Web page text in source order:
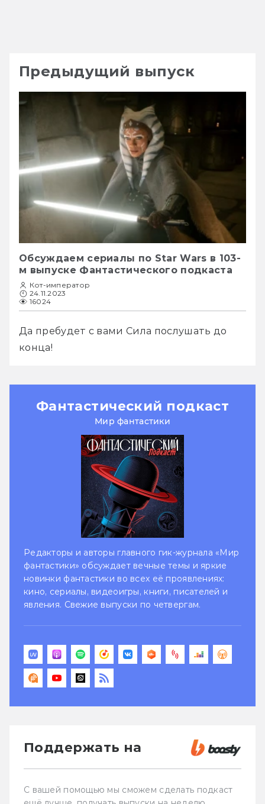
Предыдущий выпуск
Обсуждаем сериалы по Star Wars в 103-
м выпуске Фантастического подкаста
Кот-император
24.11.2023
16024
Да пребудет с вами Сила послушать до
конца!
Фантастический подкаст
Мир фантастики
Редакторы и авторы главного гик-журнала «Мир
фантастики» обсуждает вечные темы и яркие
новинки фантастики во всех её проявлениях:
кино, сериалы, видеоигры, книги, писателей и
явления. Свежие выпуски по четвергам.
Поддержать на
С вашей помощью мы сможем сделать подкаст